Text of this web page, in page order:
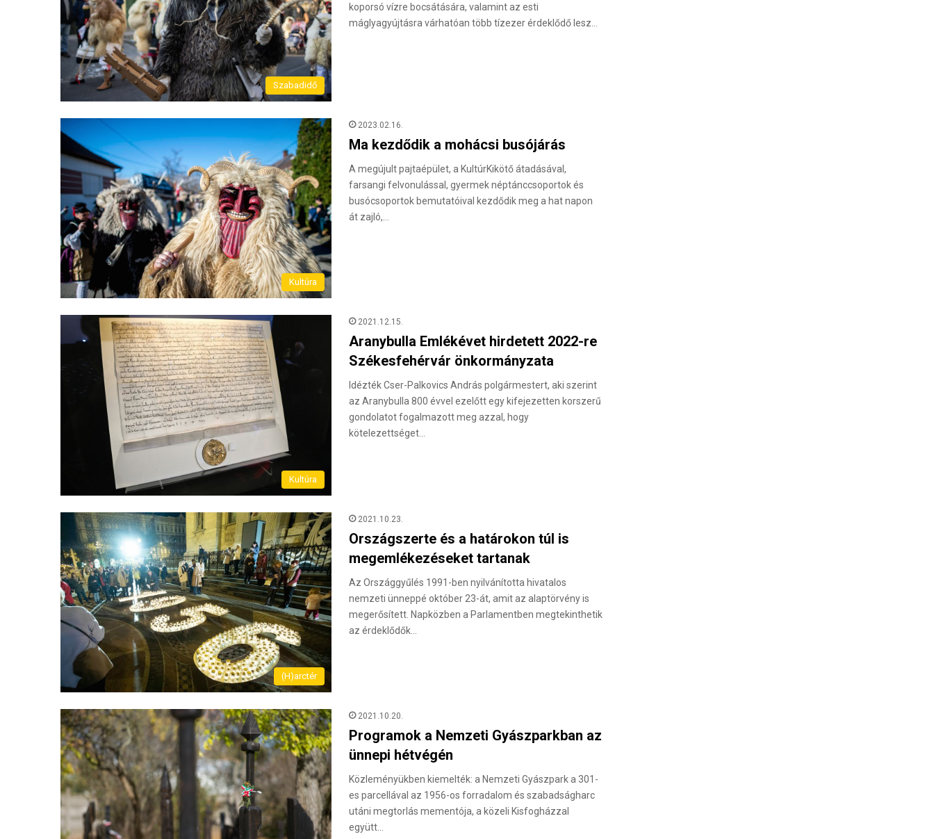
Szabadidő
koporsó vízre bocsátására, valamint az esti
máglyagyújtásra várhatóan több tízezer érdeklődő lesz…
Kultúra
2023.02.16.
Ma kezdődik a mohácsi busójárás
A megújult pajtaépület, a KultúrKikötő átadásával,
farsangi felvonulással, gyermek néptánccsoportok és
busócsoportok bemutatóival kezdődik meg a hat napon
át zajló,…
Kultúra
2021.12.15.
Aranybulla Emlékévet hirdetett 2022-re
Székesfehérvár önkormányzata
Idézték Cser-Palkovics András polgármestert, aki szerint
az Aranybulla 800 évvel ezelőtt egy kifejezetten korszerű
gondolatot fogalmazott meg azzal, hogy
kötelezettséget…
(H)arctér
2021.10.23.
Országszerte és a határokon túl is
megemlékezéseket tartanak
Az Országgyűlés 1991-ben nyilvánította hivatalos
nemzeti ünneppé október 23-át, amit az alaptörvény is
megerősített. Napközben a Parlamentben megtekinthetik
az érdeklődők…
2021.10.20.
Programok a Nemzeti Gyászparkban az
ünnepi hétvégén
Közleményükben kiemelték: a Nemzeti Gyászpark a 301-
es parcellával az 1956-os forradalom és szabadságharc
utáni megtorlás mementója, a közeli Kisfogházzal
együtt…